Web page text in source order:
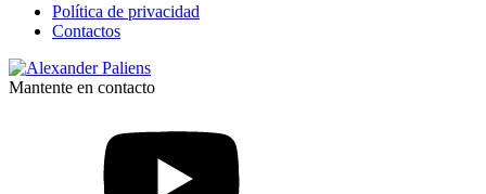
Política de privacidad
Contactos
Mantente en contacto